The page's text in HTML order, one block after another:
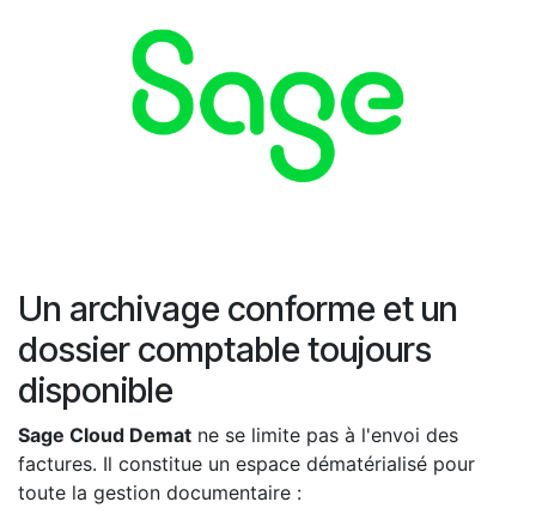
Un archivage conforme et un
dossier comptable toujours
disponible
Sage Cloud Demat ne se limite pas à l'envoi des
factures. Il constitue un espace dématérialisé pour
toute la gestion documentaire :